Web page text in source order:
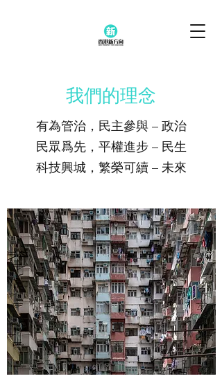
我們的理念
有為管治，民主參與 – 政治
民眾爲先，平權進步 – 民生
科技興城，繁榮可續 – 未來